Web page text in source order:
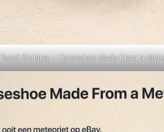
David Shrigley – Horseshoe Made From a